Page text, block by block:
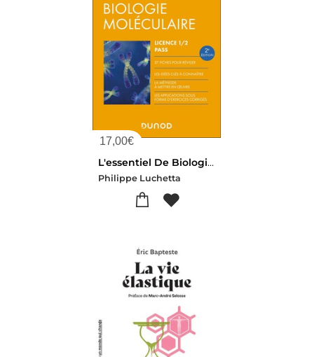
17,00€
L'essentiel De Biologie Moleculaire ; Licence 1 / 2 / Pass (2e Edition)
Philippe Luchetta